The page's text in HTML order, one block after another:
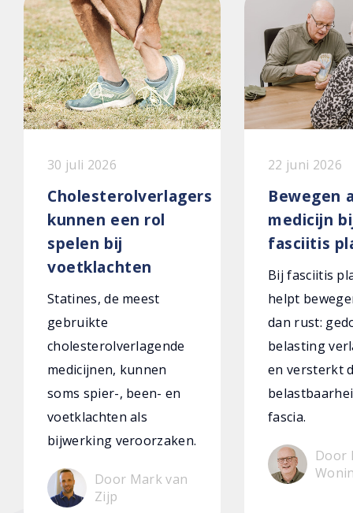
30 juli 2026
Cholesterolverlagers
kunnen een rol
spelen bij
voetklachten
Statines, de meest
gebruikte
cholesterolverlagende
medicijnen, kunnen
soms spier-, been- en
voetklachten als
bijwerking veroorzaken.
Door Mark van
Zijp
22 juni 2026
Bewegen
medicijn
fasciitis
Bij fasciitis
helpt
dan rust:
belasting
en versterkt
fascia.
Door